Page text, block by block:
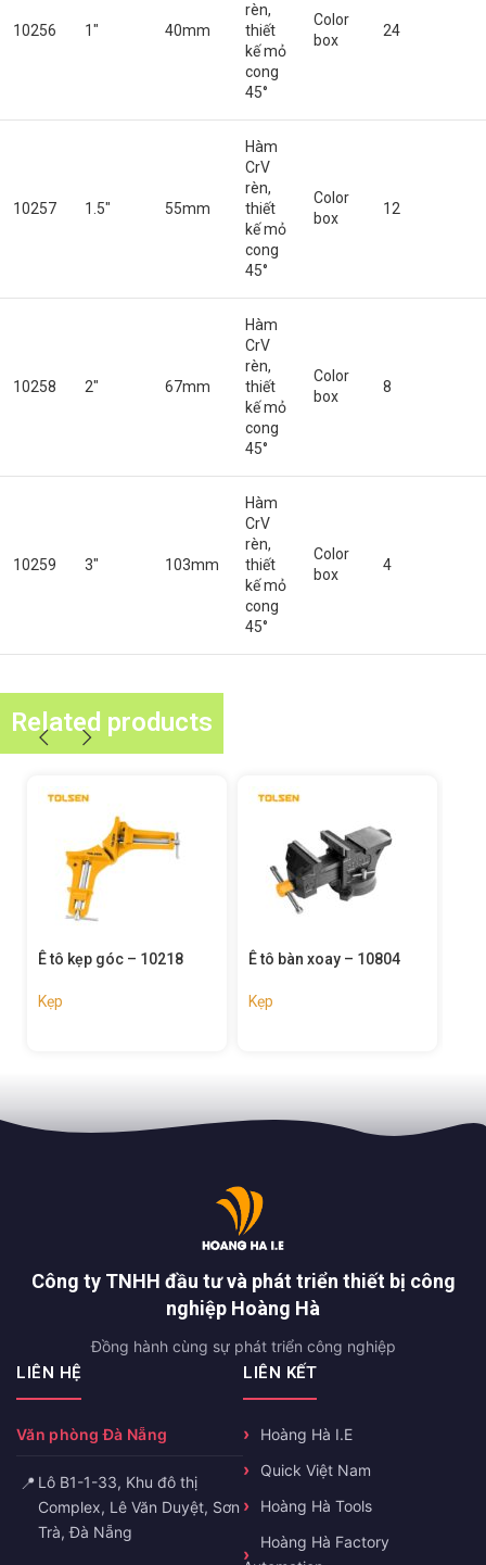
10256 1″ 40mm
rèn,
thiết
kế mỏ
cong
45°
Color
box
24
10257 1.5″ 55mm
Hàm
CrV
rèn,
thiết
kế mỏ
cong
45°
Color
box
12
10258 2″ 67mm
Hàm
CrV
rèn,
thiết
kế mỏ
cong
45°
Color
box
8
10259 3″ 103mm
Hàm
CrV
rèn,
thiết
kế mỏ
cong
45°
Color
box
4
Related products
– 10218 Ê tô bàn xoay – 10804
Bộ kẹp lò xo 14
Công ty TNHH đầu tư và phát triển thiết bị công
nghiệp Hoàng Hà
Đồng hành cùng sự phát triển công nghiệp
LIÊN HỆ
Văn phòng Đà Nẵng
📍 Lô B1-1-33, Khu đô thị
Complex, Lê Văn Duyệt, Sơn
Trà, Đà Nẵng
LIÊN KẾT
Hoàng Hà I.E
Quick Việt Nam
Hoàng Hà Tools
Hoàng Hà Factory